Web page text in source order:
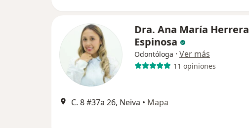
Dra. Ana María Herrera
Espinosa
Odontóloga · Ver más
11 opiniones
C. 8 #37a 26, Neiva • Mapa